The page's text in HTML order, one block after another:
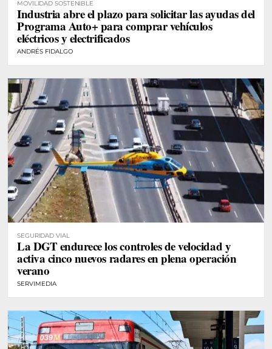
MOVILIDAD SOSTENIBLE
Industria abre el plazo para solicitar las ayudas del
Programa Auto+ para comprar vehículos
eléctricos y electrificados
ANDRÉS FIDALGO
SEGURIDAD VIAL
La DGT endurece los controles de velocidad y
activa cinco nuevos radares en plena operación
verano
SERVIMEDIA